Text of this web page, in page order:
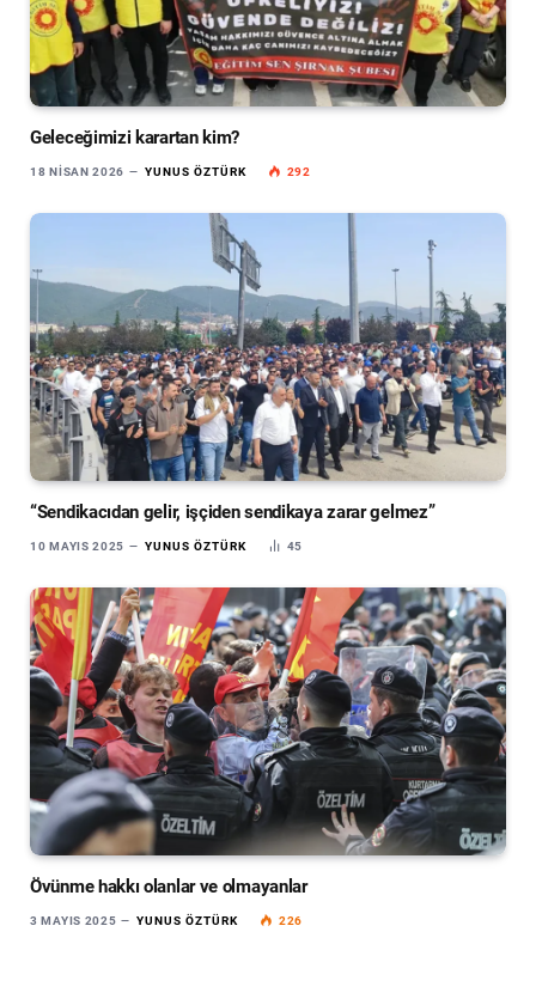
Geleceğimizi karartan kim?
18 NISAN 2026 YUNUS ÖZTÜRK 292
“Sendikacıdan gelir, işçiden sendikaya zarar gelmez”
10 MAYIS 2025 YUNUS ÖZTÜRK 45
Övünme hakkı olanlar ve olmayanlar
3 MAYIS 2025 YUNUS ÖZTÜRK 226